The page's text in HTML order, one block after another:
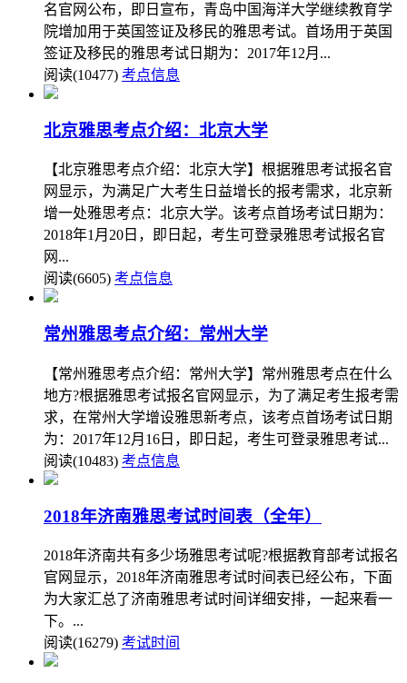
名官网公布，即日宣布，青岛中国海洋大学继续教育学
院增加用于英国签证及移民的雅思考试。首场用于英国
签证及移民的雅思考试日期为：2017年12月...
阅读(10477) 考点信息
北京雅思考点介绍：北京大学
【北京雅思考点介绍：北京大学】根据雅思考试报名官
网显示，为满足广大考生日益增长的报考需求，北京新
增一处雅思考点：北京大学。该考点首场考试日期为：
2018年1月20日，即日起，考生可登录雅思考试报名官
网...
阅读(6605) 考点信息
常州雅思考点介绍：常州大学
【常州雅思考点介绍：常州大学】常州雅思考点在什么
地方?根据雅思考试报名官网显示，为了满足考生报考需
求，在常州大学增设雅思新考点，该考点首场考试日期
为：2017年12月16日，即日起，考生可登录雅思考试...
阅读(10483) 考点信息
2018年济南雅思考试时间表（全年）
2018年济南共有多少场雅思考试呢?根据教育部考试报名
官网显示，2018年济南雅思考试时间表已经公布，下面
为大家汇总了济南雅思考试时间详细安排，一起来看一
下。...
阅读(16279) 考试时间